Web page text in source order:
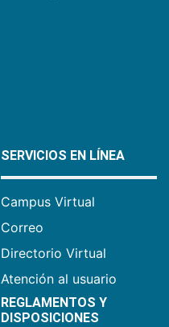
SERVICIOS EN LÍNEA
Campus Virtual
Correo
Directorio Virtual
Atención al usuario
REGLAMENTOS Y
DISPOSICIONES